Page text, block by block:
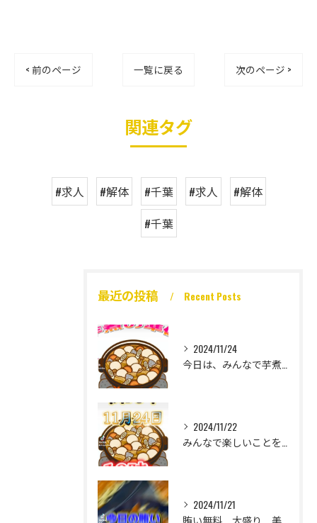
< 前のページ 一覧に戻る 次のページ >
関連タグ
#求人 #解体 #千葉 #求人
#解体
#千葉
最近の投稿 Recent Posts
2024/11/24
2024/11/22
2024/11/21